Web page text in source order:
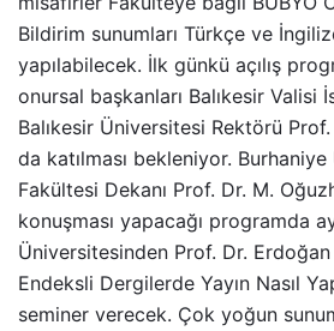
Bildirim sunumları Türkçe ve
yapılabilecek. İlk günkü açılış
onursal başkanları Balıkesir Valisi
Balıkesir Üniversitesi Rektörü
da katılması bekleniyor.
Fakültesi Dekanı Prof. Dr. M.
konuşması yapacağı programda
Üniversitesinden Prof. Dr. Erdoğan
Endeksli Dergilerde Yayın Nasıl
seminer verecek. Çok yoğun